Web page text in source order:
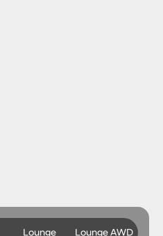
Lounge Lounge AWD